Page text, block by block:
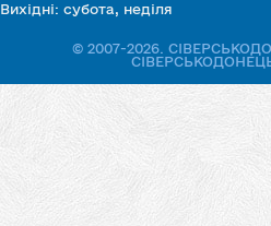
Вихідні: субота, неділя
© 2007-2026.